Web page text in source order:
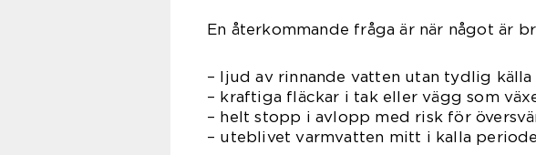
En återkommande fråga är när något är
– ljud av rinnande vatten utan tydlig källa
– kraftiga fläckar i tak eller vägg som
– helt stopp i avlopp med risk för
– uteblivet varmvatten mitt i kalla